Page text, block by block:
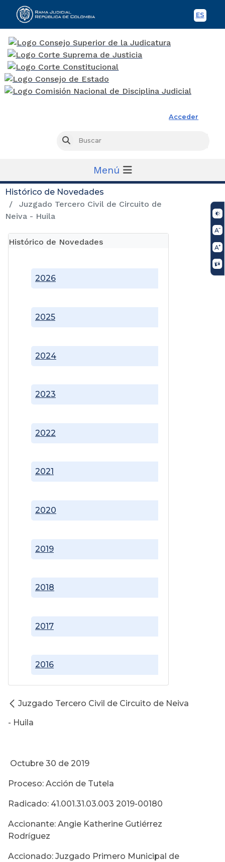
ES
Acceder
Buscar
Menú
Histórico de Novedades
Juzgado Tercero Civil de Circuito de
Neiva - Huila
Histórico de Novedades
2016
2017
2018
2019
2020
2021
2022
2023
2024
2025
2026
Juzgado Tercero Civil de Circuito de Neiva
- Huila
Octubre 30 de 2019
Proceso: Acción de Tutela
Radicado: 41.001.31.03.003 2019-00180
Accionante: Angie Katherine Gutiérrez
Rodríguez
Accionado: Juzgado Primero Municipal de